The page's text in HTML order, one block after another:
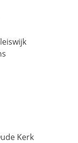
Kerk